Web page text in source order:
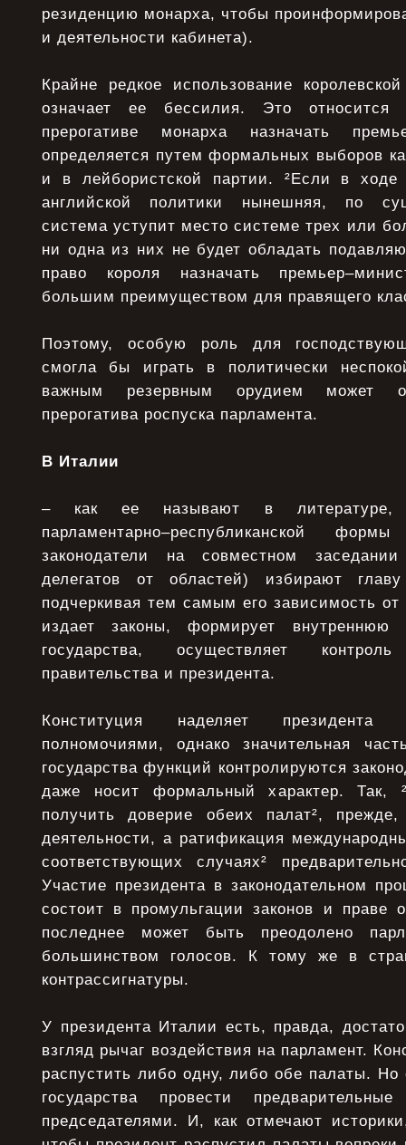
резиденцию монарха, чтобы
и деятельности кабинета).
Крайне редкое использование
означает ее бессилия. Это
прерогативе монарха назначать
определяется путем формальных выборов
и в лейбористской партии. ²Если в ходе
английской политики нынешняя, по
система уступит место системе трех или
ни одна из них не будет обладать
право короля назначать
большим преимуществом для правящего
Поэтому, особую роль для
смогла бы играть в политически
важным резервным орудием может
прерогатива роспуска парламента.
В Италии
– как ее называют в литературе,
парламентарно–республиканской
законодатели на совместном
делегатов от областей) избирают
подчеркивая тем самым его зависимость
издает законы, формирует
государства, осуществляет
правительства и президента.
Конституция наделяет президента
полномочиями, однако значительная
государства функций контролируются
даже носит формальный характер. Так,
получить доверие обеих палат²,
деятельности, а ратификация
соответствующих случаях²
Участие президента в законодательном
состоит в промульгации законов и праве
последнее может быть преодолено
большинством голосов. К тому же в
контрассигнатуры.
У президента Италии есть, правда,
взгляд рычаг воздействия на парламент.
распустить либо одну, либо обе палаты. Но
государства провести
председателями. И, как отмечают